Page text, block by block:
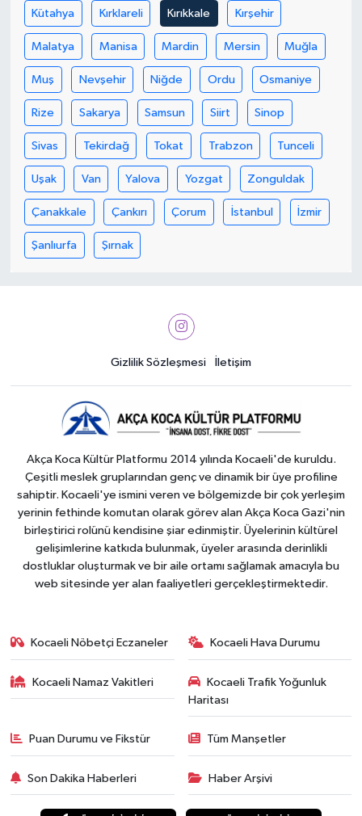
Kütahya Kırklareli Kırıkkale Kırşehir
Malatya Manisa Mardin Mersin Muğla
Muş Nevşehir Niğde Ordu Osmaniye
Rize Sakarya Samsun Siirt Sinop
Sivas Tekirdağ Tokat Trabzon Tunceli
Uşak Van Yalova Yozgat Zonguldak
Çanakkale Çankırı Çorum İstanbul İzmir
Şanlıurfa Şırnak
Gizlilik Sözleşmesi İletişim
Akça Koca Kültür Platformu 2014 yılında Kocaeli'de kuruldu.
Çeşitli meslek gruplarından genç ve dinamik bir üye profiline
sahiptir. Kocaeli'ye ismini veren ve bölgemizde bir çok yerleşim
yerinin fethinde komutan olarak görev alan Akça Koca Gazi'nin
birleştirici rolünü kendisine şiar edinmiştir. Üyelerinin kültürel
gelişimlerine katkıda bulunmak, üyeler arasında derinlikli
dostluklar oluşturmak ve bir aile ortamı sağlamak amacıyla bu
web sitesinde yer alan faaliyetleri gerçekleştirmektedir.
Kocaeli Nöbetçi Eczaneler Kocaeli Hava Durumu
Kocaeli Namaz Vakitleri
Kocaeli Trafik Yoğunluk
Haritası
Puan Durumu ve Fikstür Tüm Manşetler
Son Dakika Haberleri Haber Arşivi